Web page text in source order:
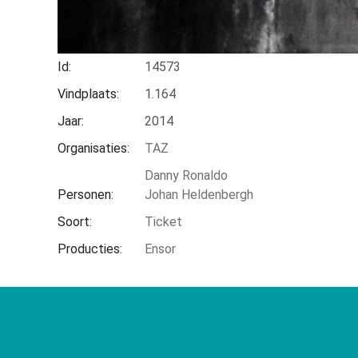
Kruimelpad
Id
14573
Vindplaats
1.164
Jaar
2014
Organisaties
TAZ
Personen
Danny Ronaldo
Johan Heldenbergh
Soort
Ticket
Producties
Ensor